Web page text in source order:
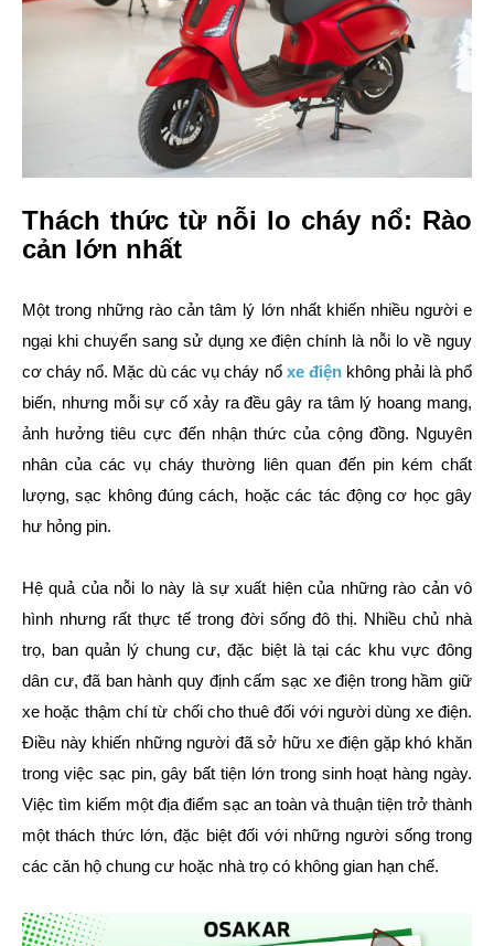
Thách thức từ nỗi lo cháy nổ: Rào
cản lớn nhất
Một trong những rào cản tâm lý lớn nhất khiến nhiều người e
ngại khi chuyển sang sử dụng xe điện chính là nỗi lo về nguy
cơ cháy nổ. Mặc dù các vụ cháy nổ xe điệnkhông phải là phổ
biến, nhưng mỗi sự cố xảy ra đều gây ra tâm lý hoang mang,
ảnh hưởng tiêu cực đến nhận thức của cộng đồng. Nguyên
nhân của các vụ cháy thường liên quan đến pin kém chất
lượng, sạc không đúng cách, hoặc các tác động cơ học gây
hư hỏng pin.
Hệ quả của nỗi lo này là sự xuất hiện của những rào cản vô
hình nhưng rất thực tế trong đời sống đô thị. Nhiều chủ nhà
trọ, ban quản lý chung cư, đặc biệt là tại các khu vực đông
dân cư, đã ban hành quy định cấm sạc xe điện trong hầm giữ
xe hoặc thậm chí từ chối cho thuê đối với người dùng xe điện.
Điều này khiến những người đã sở hữu xe điện gặp khó khăn
trong việc sạc pin, gây bất tiện lớn trong sinh hoạt hàng ngày.
Việc tìm kiếm một địa điểm sạc an toàn và thuận tiện trở thành
một thách thức lớn, đặc biệt đối với những người sống trong
các căn hộ chung cư hoặc nhà trọ có không gian hạn chế.